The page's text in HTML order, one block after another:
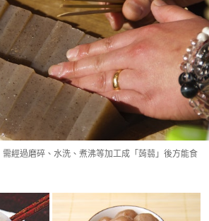
經過磨碎、水洗、煮沸等加工成「蒟蒻」後方能食